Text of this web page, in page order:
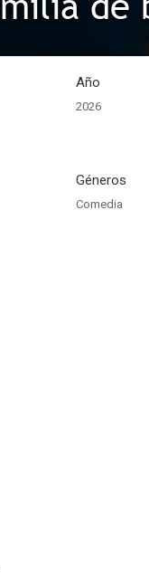
Año
2026
Géneros
Comedia